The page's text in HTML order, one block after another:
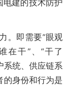
建的技术防护
。即需要“眼观
在干”、“干了
系统、供应链系
的身份和行为是